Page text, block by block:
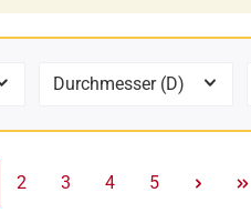
Durchmesser (D)
Seite
2 Seite
3 Seite
4 Seite
5